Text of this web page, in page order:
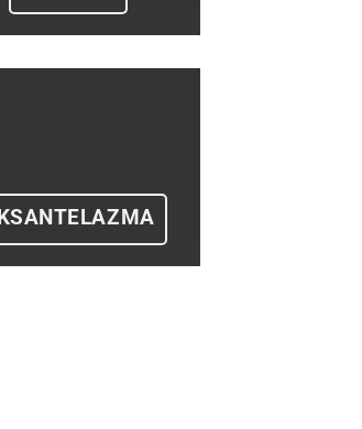
KSANTELAZMA